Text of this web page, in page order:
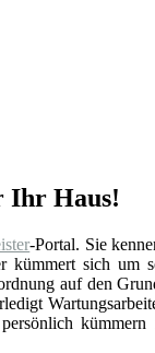
Ihr Haus!
-Portal. Sie
sich um
auf den